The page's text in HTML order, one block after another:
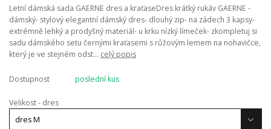
Letní dámská sada GAERNE dres a kraťaseDres krátký rukáv GAERNE -
dámský- stylový elegantní dámský dres- dlouhý zip- na zádech 3 kapsy-
extrémně lehký a prodyšný materiál- u krku nízký límeček- zkompletuj si
sadu dámského setu černými kraťasemi s růžovým lemem na nohavičce,
který je ve stejném odst... celý popis
Dostupnost poslední kus
Velikost - dres